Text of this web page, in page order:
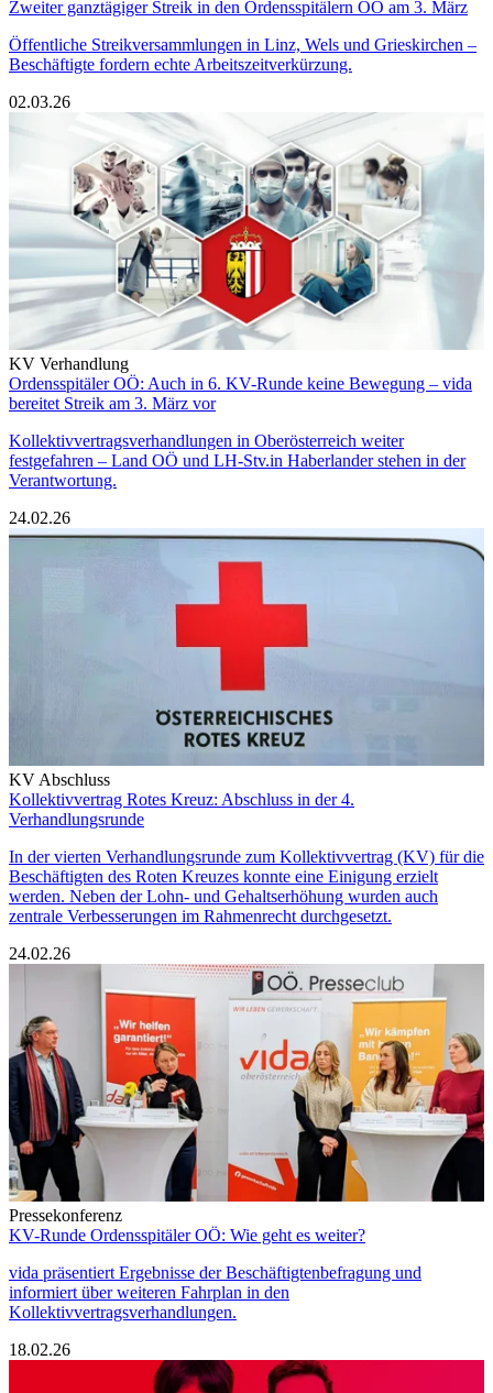
Zweiter ganztägiger Streik in den Ordensspitälern OÖ am 3. März
Öffentliche Streikversammlungen in Linz, Wels und Grieskirchen –
Beschäftigte fordern echte Arbeitszeitverkürzung.
02.03.26
KV Verhandlung
Ordensspitäler OÖ: Auch in 6. KV-Runde keine Bewegung – vida
bereitet Streik am 3. März vor
Kollektivvertragsverhandlungen in Oberösterreich weiter
festgefahren – Land OÖ und LH-Stv.in Haberlander stehen in der
Verantwortung.
24.02.26
KV Abschluss
Kollektivvertrag Rotes Kreuz: Abschluss in der 4.
Verhandlungsrunde
In der vierten Verhandlungsrunde zum Kollektivvertrag (KV) für die
Beschäftigten des Roten Kreuzes konnte eine Einigung erzielt
werden. Neben der Lohn- und Gehaltserhöhung wurden auch
zentrale Verbesserungen im Rahmenrecht durchgesetzt.
24.02.26
Pressekonferenz
KV-Runde Ordensspitäler OÖ: Wie geht es weiter?
vida präsentiert Ergebnisse der Beschäftigtenbefragung und
informiert über weiteren Fahrplan in den
Kollektivvertragsverhandlungen.
18.02.26